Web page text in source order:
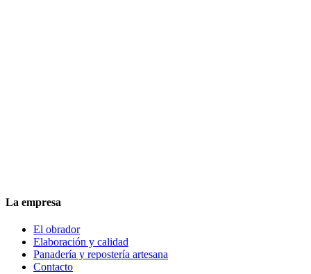
La empresa
El obrador
Elaboración y calidad
Panadería y repostería artesana
Contacto